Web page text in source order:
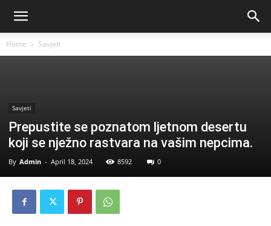
Home Savjeti
Savjeti
Prepustite se poznatom ljetnom desertu
koji se nježno rastvara na vašim nepcima.
By Admin - April 18, 2024 8592 0